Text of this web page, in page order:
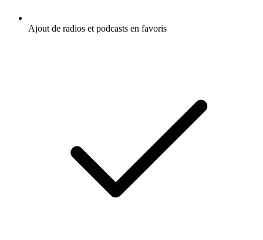
Ajout de radios et podcasts en favoris